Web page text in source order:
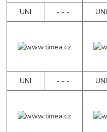
UNI - - - UNI
UNI - - - UNI